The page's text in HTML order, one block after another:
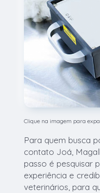
Clique na imagem para
Para quem busca
contato Joá,
passo é pesquisar
experiência e
veterinários, para